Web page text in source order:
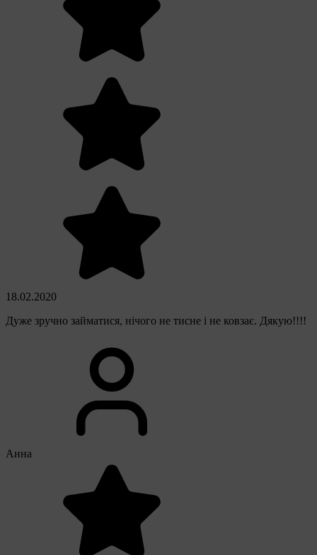
18.02.2020
Дуже зручно займатися, нічого не тисне і не ковзає. Дякую!!!!
Анна